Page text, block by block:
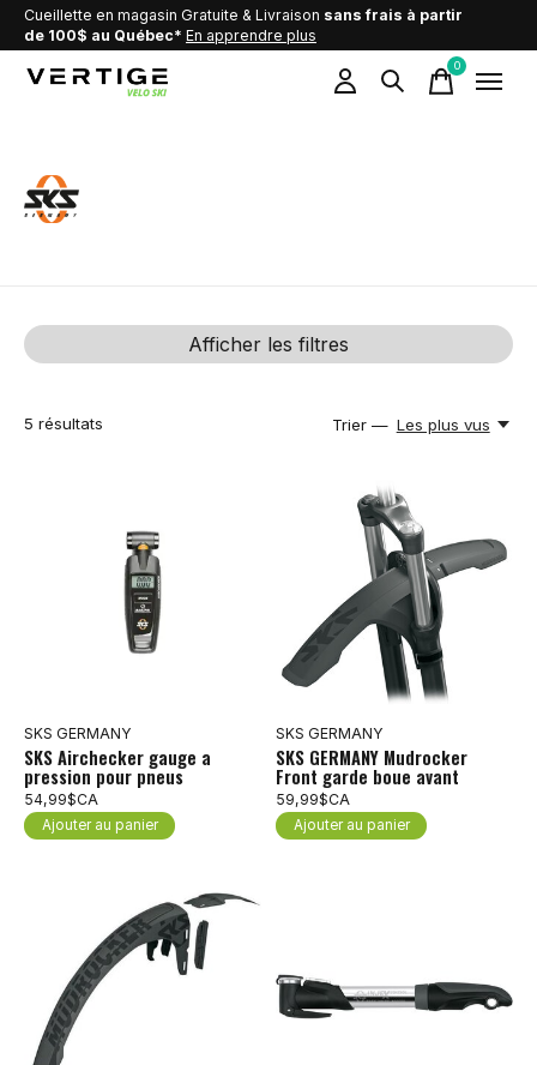
Cueillette en magasin Gratuite & Livraison sans frais à partir
de 100$ au Québec* En apprendre plus
0items
SKS GERMANY
Afficher les filtres
5 résultats Trier — Les plus vus
SKS GERMANY
SKS Airchecker gauge a
pression pour pneus
54,99$CA
Ajouter au panier
SKS GERMANY
SKS GERMANY Mudrocker
Front garde boue avant
59,99$CA
Ajouter au panier